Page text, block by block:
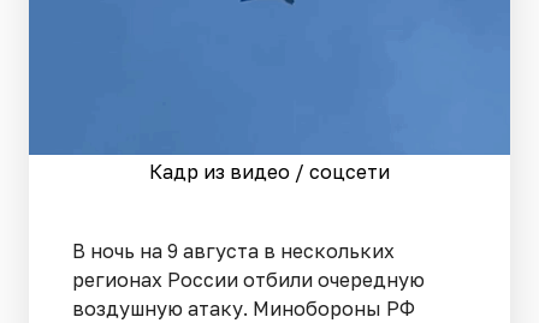
Кадр из видео / соцсети
В ночь на 9 августа в нескольких
регионах России отбили очередную
воздушную атаку. Минобороны РФ